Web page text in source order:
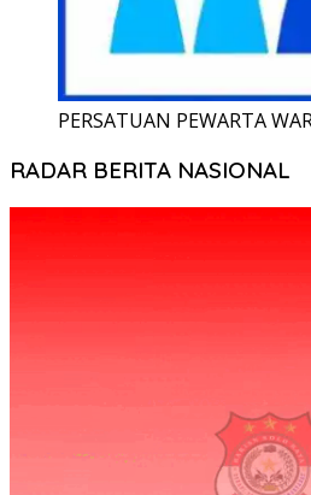
PERSATUAN PEWARTA
RADAR BERITA NASIONAL